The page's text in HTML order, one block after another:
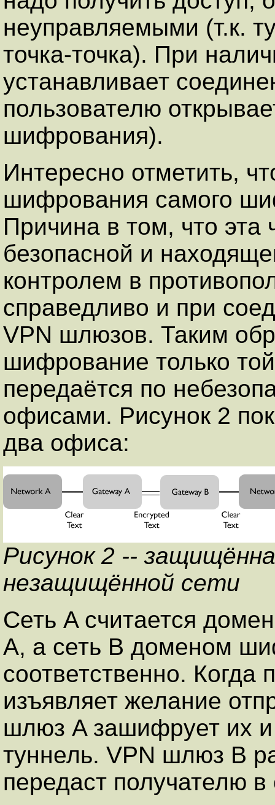
неуправляемыми (т.к.
точка-точка). При
устанавливает
пользователю
шифрования).
Интересно отметить,
шифрования самого
Причина в том, что эта
безопасной и
контролем в
справедливо и при
VPN шлюзов. Таким
шифрование только
передаётся по
офисами. Рисунок 2
два офиса:
Рисунок 2 --
незащищённой сети
Сеть A считается
A, а сеть B доменом
соответственно. Когда
изъявляет желание
шлюз A зашифрует их
туннель. VPN шлюз B
передаст получателю в